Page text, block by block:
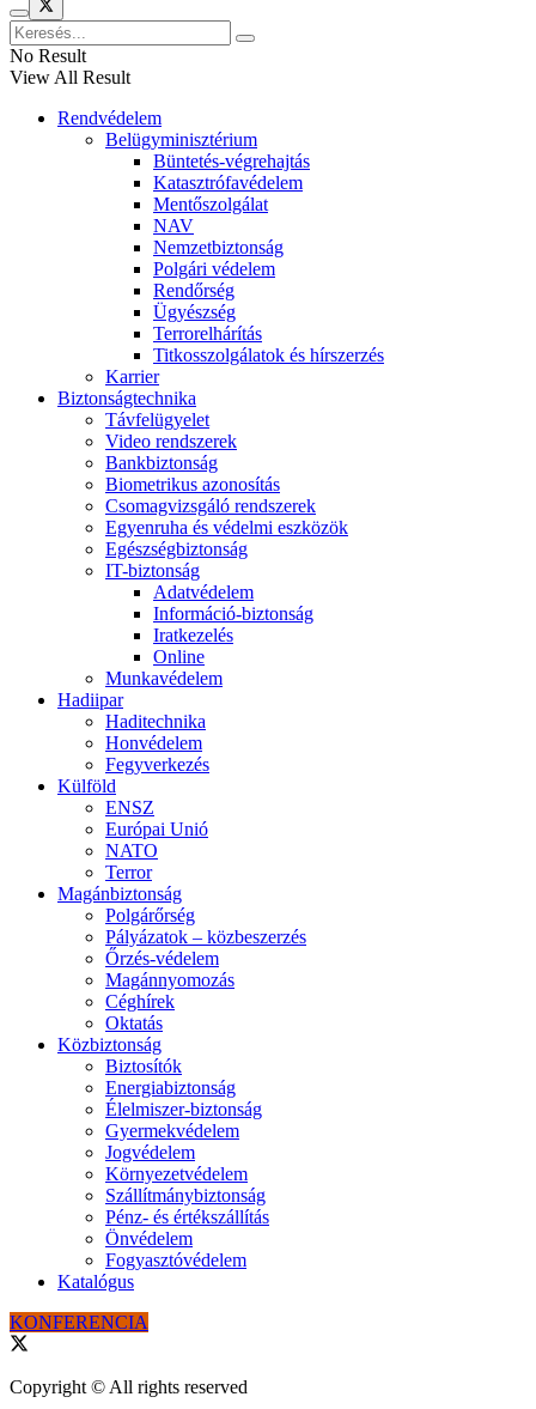
No Result
View All Result
Rendvédelem
Belügyminisztérium
Büntetés-végrehajtás
Katasztrófavédelem
Mentőszolgálat
NAV
Nemzetbiztonság
Polgári védelem
Rendőrség
Ügyészség
Terrorelhárítás
Titkosszolgálatok és hírszerzés
Karrier
Biztonságtechnika
Távfelügyelet
Video rendszerek
Bankbiztonság
Biometrikus azonosítás
Csomagvizsgáló rendszerek
Egyenruha és védelmi eszközök
Egészségbiztonság
IT-biztonság
Adatvédelem
Információ-biztonság
Iratkezelés
Online
Munkavédelem
Hadiipar
Haditechnika
Honvédelem
Fegyverkezés
Külföld
ENSZ
Európai Unió
NATO
Terror
Magánbiztonság
Polgárőrség
Pályázatok – közbeszerzés
Őrzés-védelem
Magánnyomozás
Céghírek
Oktatás
Közbiztonság
Biztosítók
Energiabiztonság
Élelmiszer-biztonság
Gyermekvédelem
Jogvédelem
Környezetvédelem
Szállítmánybiztonság
Pénz- és értékszállítás
Önvédelem
Fogyasztóvédelem
Katalógus
KONFERENCIA
Copyright © All rights reserved